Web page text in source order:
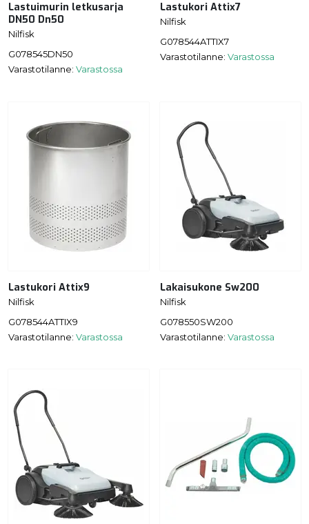
Lastuimurin letkusarja
DN50 Dn50
Nilfisk
G078545DN50
Varastotilanne: Varastossa
Lastukori Attix7
Nilfisk
G078544ATTIX7
Varastotilanne: Varastossa
Lastukori Attix9
Nilfisk
G078544ATTIX9
Varastotilanne: Varastossa
Lakaisukone Sw200
Nilfisk
G078550SW200
Varastotilanne: Varastossa